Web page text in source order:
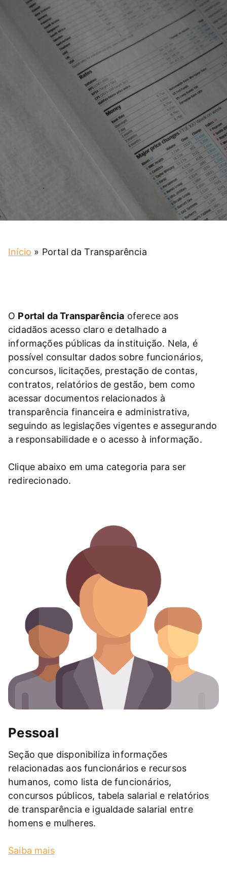
Início » Portal da Transparência
O Portal da Transparência oferece aos
cidadãos acesso claro e detalhado a
informações públicas da instituição. Nela, é
possível consultar dados sobre funcionários,
concursos, licitações, prestação de contas,
contratos, relatórios de gestão, bem como
acessar documentos relacionados à
transparência financeira e administrativa,
seguindo as legislações vigentes e assegurando
a responsabilidade e o acesso à informação.
Clique abaixo em uma categoria para ser
redirecionado.
Pessoal
Seção que disponibiliza informações
relacionadas aos funcionários e recursos
humanos, como lista de funcionários,
concursos públicos, tabela salarial e relatórios
de transparência e igualdade salarial entre
homens e mulheres.
Saiba mais